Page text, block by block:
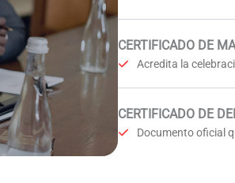
CERTIFICADO DE
Acredita la
CERTIFICADO DE
Documento oficial